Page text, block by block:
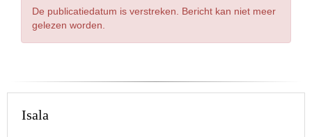
De publicatiedatum is verstreken. Bericht kan niet meer
gelezen worden.
Isala